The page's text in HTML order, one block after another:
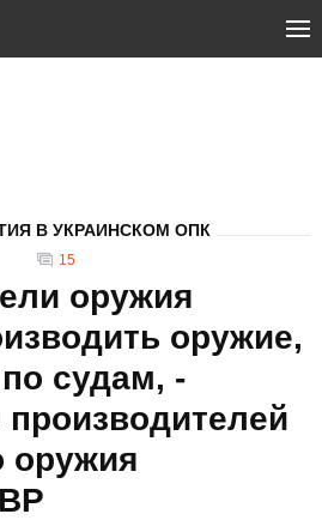
В УКРАИНСКОМ ОПК
15
оружия
оружие,
судам, -
оружия